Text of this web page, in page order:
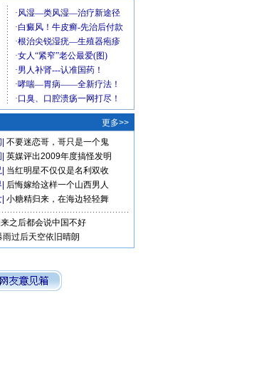
更多>>
不要迷恋哥，哥只是一个鬼
英媒评出2009年度搞怪发明
当红明星不仅仅是名利双收
后悔嫁给这样一个山西男人
小糖精归来，在海边轻轻舞
之后都会说中国不好
雨过后天空依旧晴朗